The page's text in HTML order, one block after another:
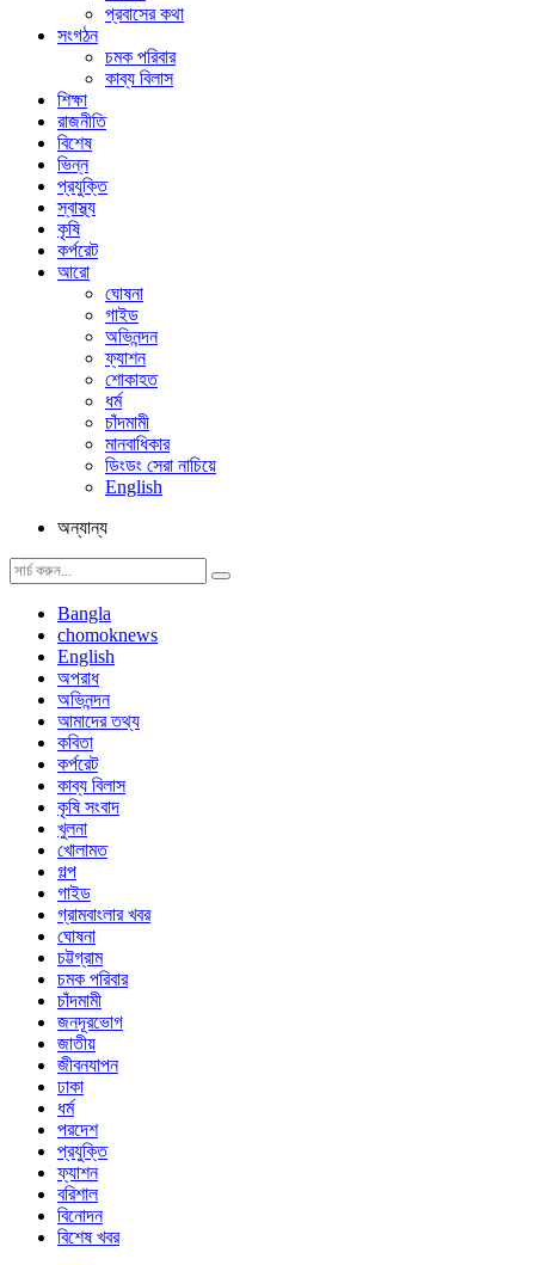
প্রবাসের কথা
সংগঠন
চমক পরিবার
কাব্য বিলাস
শিক্ষা
রাজনীতি
বিশেষ
ভিন্ন
প্রযুক্তি
স্বাস্থ্য
কৃষি
কর্পরেট
আরো
ঘোষনা
গাইড
অভিনন্দন
ফ্যাশন
শোকাহত
ধর্ম
চাঁদমামী
মানবাধিকার
ডিংডং সেরা নাচিয়ে
English
অন্যান্য
Bangla
chomoknews
English
অপরাধ
অভিনন্দন
আমাদের তথ্য
কবিতা
কর্পরেট
কাব্য বিলাস
কৃষি সংবাদ
খুলনা
খোলামত
গল্প
গাইড
গ্রামবাংলার খবর
ঘোষনা
চট্টগ্রাম
চমক পরিবার
চাঁদমামী
জনদূরভোগ
জাতীয়
জীবনযাপন
ঢাকা
ধর্ম
পরদেশ
প্রযুক্তি
ফ্যাশন
বরিশাল
বিনোদন
বিশেষ খবর